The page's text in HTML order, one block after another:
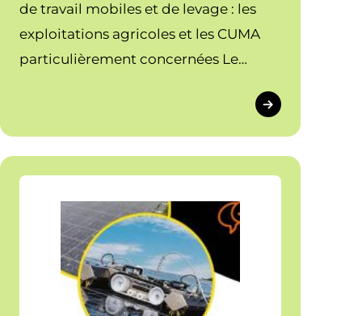
de travail mobiles et de levage : les
exploitations agricoles et les CUMA
particulièrement concernées Le
campagne nationale de contrôle de
l’Inspection du travail, qui se
déroulera de septembre 2026 à
janvier 2027. Cette campagne ciblera
plus particulièrement l’utilisation des
équipements de travail mobiles et de